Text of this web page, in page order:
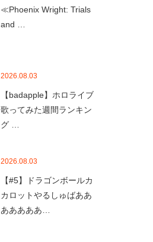
≪Phoenix Wright: Trials
and …
2026.08.03
【badapple】ホロライブ
歌ってみた週間ランキン
グ …
2026.08.03
【#5】ドラゴンボールカ
カロットやるしゅばああ
あああああ…